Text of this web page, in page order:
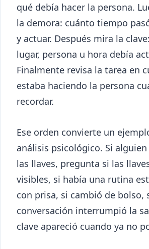
qué debía hacer la persona.
la demora: cuánto tiempo
y actuar. Después mira la
lugar, persona u hora debía
Finalmente revisa la tarea en
estaba haciendo la persona
recordar.
Ese orden convierte un
análisis psicológico. Si
las llaves, pregunta si las
visibles, si había una rutina
con prisa, si cambió de bolso,
conversación interrumpió la
clave apareció cuando ya no